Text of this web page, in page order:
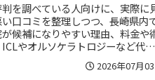
を調べている人向けに、実際に
口コミを整理しつつ、長崎県内
候補になりやすい理由、料金や
やオルソケラトロジーなど代替
満足しやすい人と後悔しやすい人
2026年07月